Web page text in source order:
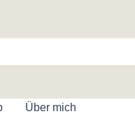
Über mich